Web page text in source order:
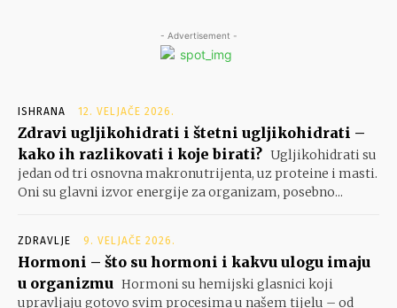
- Advertisement -
ISHRANA 12. VELJAČE 2026.
Zdravi ugljikohidrati i štetni ugljikohidrati –
kako ih razlikovati i koje birati? Ugljikohidrati su
jedan od tri osnovna makronutrijenta, uz proteine i masti.
Oni su glavni izvor energije za organizam, posebno...
ZDRAVLJE 9. VELJAČE 2026.
Hormoni – što su hormoni i kakvu ulogu imaju
u organizmu Hormoni su hemijski glasnici koji
upravljaju gotovo svim procesima u našem tijelu – od